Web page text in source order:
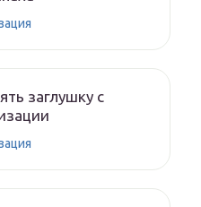
заглушку с